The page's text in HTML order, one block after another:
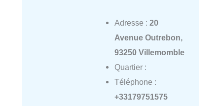
Adresse : 20
Avenue Outrebon,
93250 Villemomble
Quartier :
Téléphone :
+33179751575